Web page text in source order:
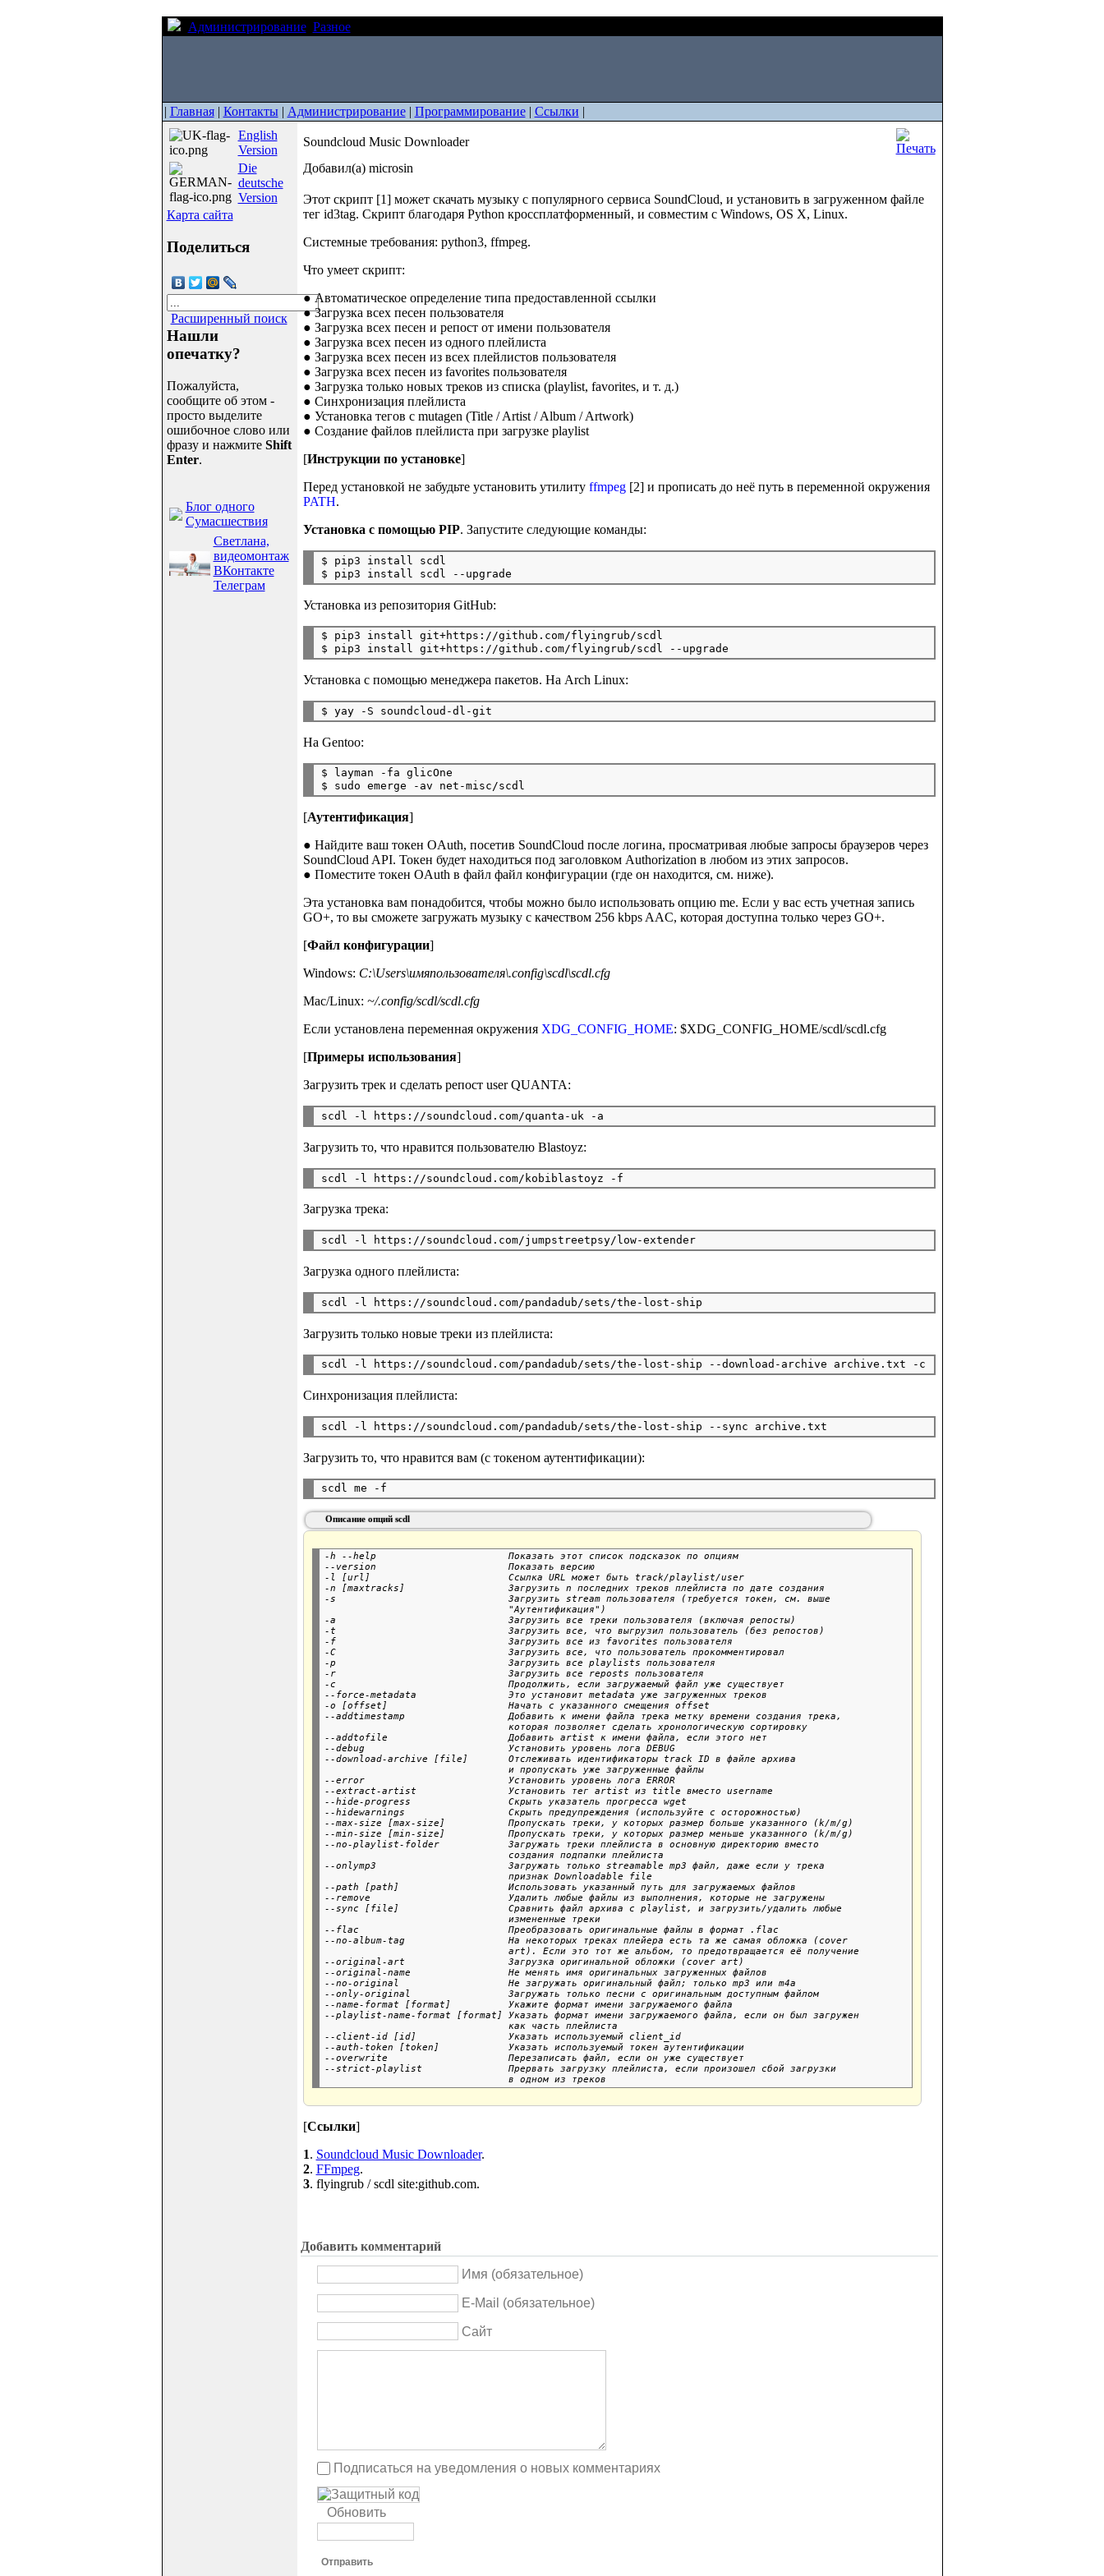
Администрирование Разное
| Главная| Контакты| Администрирование| Программирование| Ссылки |
English
Version
Die
deutsche
Version
Карта сайта
Поделиться
Расширенный поиск
Нашли
опечатку?
Пожалуйста,
сообщите об этом -
просто выделите
ошибочное слово или
фразу и нажмите Shift
Enter.
Блог одного
Сумасшествия
Светлана,
видеомонтаж
ВКонтакте
Телеграм
Soundcloud Music Downloader
Добавил(а) microsin
Этот скрипт [1] может скачать музыку с популярного сервиса SoundCloud, и установить в загруженном файле
тег id3tag. Скрипт благодаря Python кроссплатформенный, и совместим с Windows, OS X, Linux.
Системные требования: python3, ffmpeg.
Что умеет скрипт:
● Автоматическое определение типа предоставленной ссылки
● Загрузка всех песен пользователя
● Загрузка всех песен и репост от имени пользователя
● Загрузка всех песен из одного плейлиста
● Загрузка всех песен из всех плейлистов пользователя
● Загрузка всех песен из favorites пользователя
● Загрузка только новых треков из списка (playlist, favorites, и т. д.)
● Синхронизация плейлиста
● Установка тегов с mutagen (Title / Artist / Album / Artwork)
● Создание файлов плейлиста при загрузке playlist
[Инструкции по установке]
Перед установкой не забудьте установить утилиту ffmpeg[2] и прописать до неё путь в переменной окружения
PATH.
Установка с помощью PIP. Запустите следующие команды:
$ pip3 install scdl
Установка из репозитория GitHub:
$ pip3 install git+https://github.com/flyingrub/scdl
Установка с помощью менеджера пакетов. На Arch Linux:
На Gentoo:
$ layman -fa glicOne
[Аутентификация]
● Найдите ваш токен OAuth, посетив SoundCloud после логина, просматривая любые запросы браузеров через
SoundCloud API. Токен будет находиться под заголовком Authorization в любом из этих запросов.
● Поместите токен OAuth в файл файл конфигурации (где он находится, см. ниже).
Эта установка вам понадобится, чтобы можно было использовать опцию me. Если у вас есть учетная запись
GO+, то вы сможете загружать музыку с качеством 256 kbps AAC, которая доступна только через GO+.
[Файл конфигурации]
Windows: C:\Users\имяпользователя\.config\scdl\scdl.cfg
Mac/Linux: ~/.config/scdl/scdl.cfg
Если установлена переменная окружения XDG_CONFIG_HOME: $XDG_CONFIG_HOME/scdl/scdl.cfg
[Примеры использования]
Загрузить трек и сделать репост user QUANTA:
Загрузить то, что нравится пользователю Blastoyz:
Загрузка трека:
scdl -l https://soundcloud.com/jumpstreetpsy/low-extender
Загрузка одного плейлиста:
Загрузить только новые треки из плейлиста:
Синхронизация плейлиста:
Загрузить то, что нравится вам (с токеном аутентификации):
Описание опций scdl
-h --help                       Показать этот список подсказок по опциям
--version                       Показать версию
-l [url]                        Ссылка URL может быть track/playlist/user
-n [maxtracks]                  Загрузить n последних треков плейлиста по дате создания
-s                              Загрузить stream пользователя (требуется токен, см. выше
                                "Аутентификация")
-a                              Загрузить все треки пользователя (включая репосты)
-t                              Загрузить все, что выгрузил пользователь (без репостов)
-f                              Загрузить все из favorites пользователя
-C                              Загрузить все, что пользователь прокомментировал
-p                              Загрузить все playlists пользователя
-r                              Загрузить все reposts пользователя
-c                              Продолжить, если загружаемый файл уже существует
--force-metadata                Это установит metadata уже загруженных треков
-o [offset]                     Начать с указанного смещения offset
--addtimestamp                  Добавить к имени файла трека метку времени создания трека,
                                которая позволяет сделать хронологическую сортировку
--addtofile                     Добавить artist к имени файла, если этого нет
--debug                         Установить уровень лога DEBUG
--download-archive [file]       Отслеживать идентификаторы track ID в файле архива
                                и пропускать уже загруженные файлы
--error                         Установить уровень лога ERROR
--extract-artist                Установить тег artist из title вместо username
--hide-progress                 Скрыть указатель прогресса wget
--hidewarnings                  Скрыть предупреждения (используйте с осторожностью)
--max-size [max-size]           Пропускать треки, у которых размер больше указанного (k/m/g)
--min-size [min-size]           Пропускать треки, у которых размер меньше указанного (k/m/g)
--no-playlist-folder            Загружать треки плейлиста в основную директорию вместо
                                создания подпапки плейлиста
--onlymp3                       Загружать только streamable mp3 файл, даже если у трека
                                признак Downloadable file
--path [path]                   Использовать указанный путь для загружаемых файлов
--remove                        Удалить любые файлы из выполнения, которые не загружены
--sync [file]                   Сравнить файл архива с playlist, и загрузить/удалить любые
                                измененные треки
--flac                          Преобразовать оригинальные файлы в формат .flac
--no-album-tag                  На некоторых треках плейера есть та же самая обложка (cover
                                art). Если это тот же альбом, то предотвращается её получение
--original-art                  Загрузка оригинальной обложки (cover art)
--original-name                 Не менять имя оригинальных загруженных файлов
--no-original                   Не загружать оригинальный файл; только mp3 или m4a
--only-original                 Загружать только песни с оригинальным доступным файлом
--name-format [format]          Укажите формат имени загружаемого файла
--playlist-name-format [format] Указать формат имени загружаемого файла, если он был загружен
                                как часть плейлиста
--client-id [id]                Указать используемый client_id
--auth-token [token]            Указать используемый токен аутентификации
--overwrite                     Перезаписать файл, если он уже существует
--strict-playlist               Прервать загрузку плейлиста, если произошел сбой загрузки
[Ссылки]
1. Soundcloud Music Downloader.
2. FFmpeg.
3. flyingrub / scdl site:github.com.
Добавить комментарий
Имя (обязательное)
E-Mail (обязательное)
Сайт
Подписаться на уведомления о новых комментариях
Обновить
Отправить